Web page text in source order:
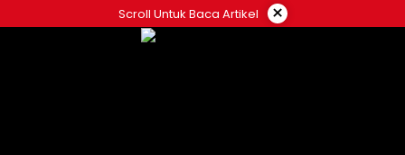
to
Scroll Untuk Baca Artikel ×